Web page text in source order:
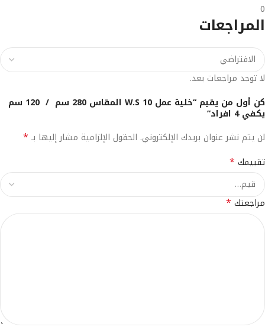
0
المراجعات
لا توجد مراجعات بعد.
كن أول من يقيم “خلية عمل W.S 10 المقاس 280 سم / 120 سم
يكفي 4 افراد”
لن يتم نشر عنوان بريدك الإلكتروني. الحقول الإلزامية مشار إليها بـ *
تقييمك *
مراجعتك*